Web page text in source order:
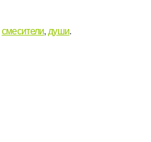
смесители, души.